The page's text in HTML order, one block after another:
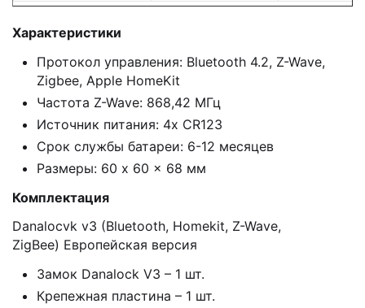
Характеристики
Протокол управления: Bluetooth 4.2, Z-Wave,
Zigbee, Apple HomeKit
Частота Z-Wave: 868,42 МГц
Источник питания: 4x CR123
Срок службы батареи: 6-12 месяцев
Размеры: 60 x 60 x 68 мм
Комплектация
Danalocvk v3 (Bluetooth, Homekit, Z-Wave,
ZigBee) Европейская версия
Замок Danalock V3 – 1 шт.
Крепежная пластина – 1 шт.